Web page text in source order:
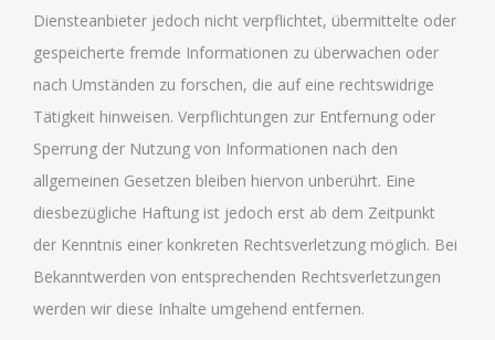
Diensteanbieter jedoch nicht verpflichtet, übermittelte oder
gespeicherte fremde Informationen zu überwachen oder
nach Umständen zu forschen, die auf eine rechtswidrige
Tätigkeit hinweisen. Verpflichtungen zur Entfernung oder
Sperrung der Nutzung von Informationen nach den
allgemeinen Gesetzen bleiben hiervon unberührt. Eine
diesbezügliche Haftung ist jedoch erst ab dem Zeitpunkt
der Kenntnis einer konkreten Rechtsverletzung möglich. Bei
Bekanntwerden von entsprechenden Rechtsverletzungen
werden wir diese Inhalte umgehend entfernen.